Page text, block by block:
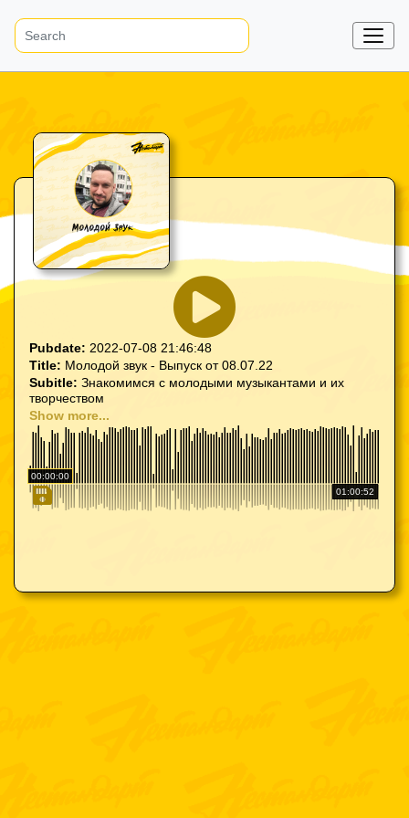
Pubdate: 2022-07-08 21:46:48
Title: Молодой звук - Выпуск от 08.07.22
Subitle: Знакомимся с молодыми музыкантами и их
творчеством
Show more...
00:00:00
01:00:52